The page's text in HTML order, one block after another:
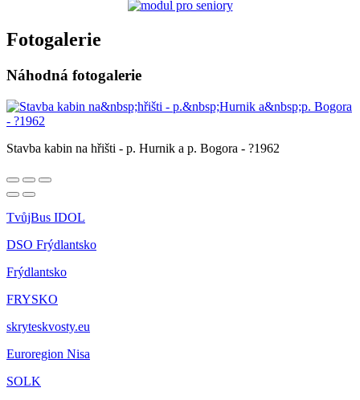
Fotogalerie
Náhodná fotogalerie
Stavba kabin na hřišti - p. Hurnik a p. Bogora - ?1962
TvůjBus IDOL
DSO Frýdlantsko
Frýdlantsko
FRYSKO
skryteskvosty.eu
Euroregion Nisa
SOLK